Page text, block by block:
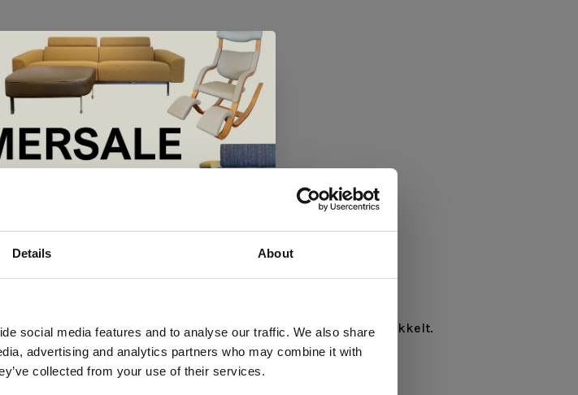
Details About
social media features and to analyse our traffic. We also share
advertising and analytics partners who may combine it with
collected from your use of their services.
een eigentijdse collectie bijzet, salon- en eetkamertafels ontwikkelt.
Snip Wonen+ is gestart!
uitgebreide selectie designmeubelen van
merken. Onder andere showroommodellen
Sculptures Jeux Artisanzijn nu extra voordelig